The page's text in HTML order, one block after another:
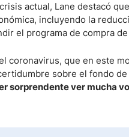
actual, Lane destacó
incluyendo la
el programa de compra
coronavirus, que en este
sobre el fondo
sorprendente ver mucha